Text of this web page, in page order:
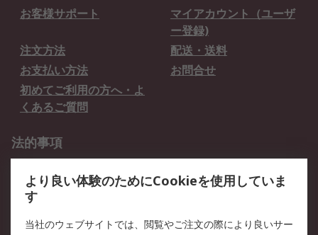
お客様サポート
マイアカウント（ユーザ
ー登録)
注文方法
配送・送料
お支払い方法
お問合せ
初めてご利用の方へ・よ
くあるご質問
法的事項
クッキーポリシー
RSについて
より良い体験のためにCookieを使用していま
す
当社のウェブサイトでは、閲覧やご注文の際により良いサー